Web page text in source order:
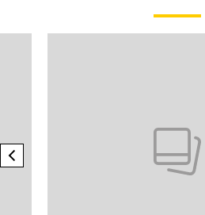
previous element